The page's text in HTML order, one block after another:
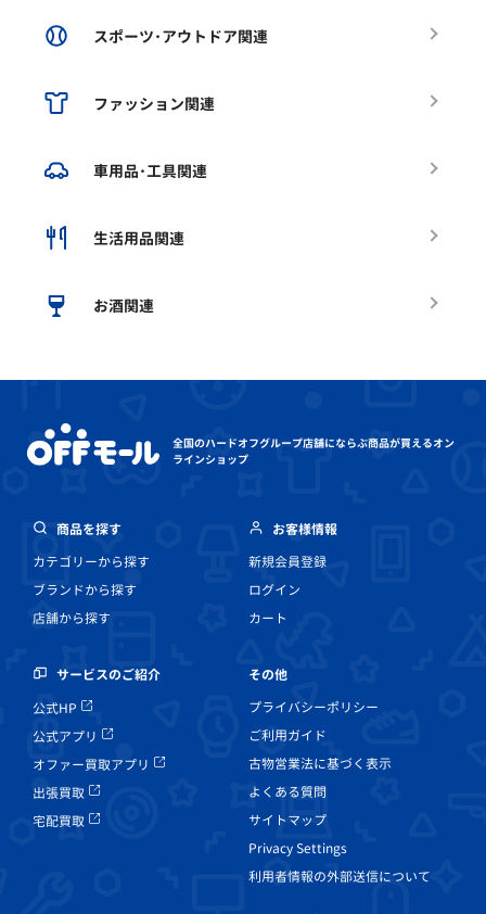
スポーツ･アウトドア関連
ファッション関連
車用品･工具関連
生活用品関連
お酒関連
全国のハードオフグループ店舗にならぶ商品が買えるオン
ラインショップ
商品を探す
カテゴリーから探す
ブランドから探す
店舗から探す
お客様情報
新規会員登録
ログイン
カート
サービスのご紹介
公式HP
公式アプリ
オファー買取アプリ
出張買取
宅配買取
その他
プライバシーポリシー
ご利用ガイド
古物営業法に基づく表示
よくある質問
サイトマップ
Privacy Settings
利用者情報の外部送信について